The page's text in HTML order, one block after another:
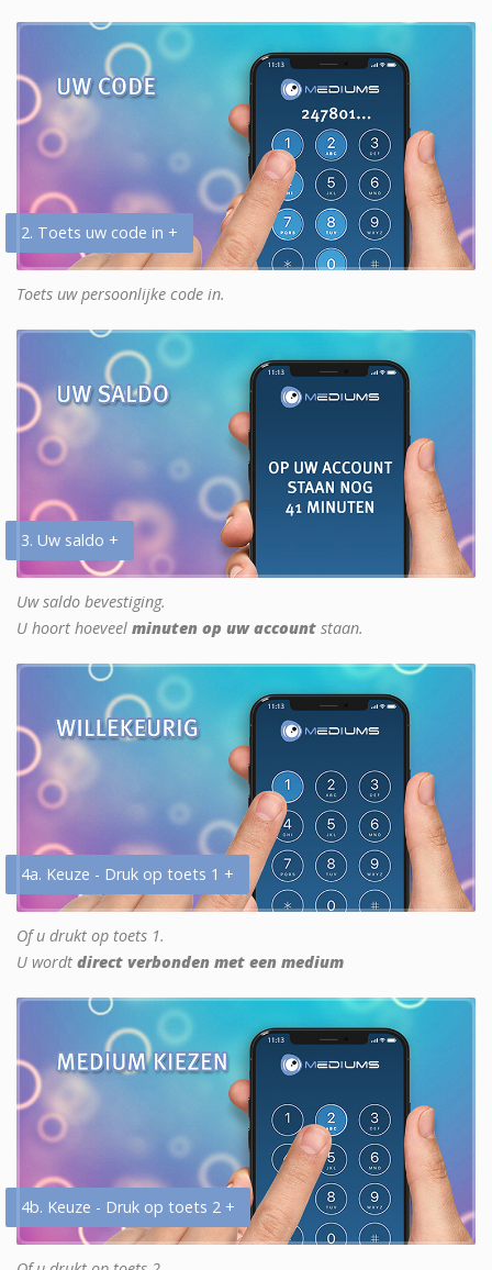
2. Toets uw code in +
Toets uw persoonlijke code in.
3. Uw saldo +
Uw saldo bevestiging.
U hoort hoeveel minuten op uw account staan.
4a. Keuze - Druk op toets 1 +
Of u drukt op toets 1.
U wordt direct verbonden met een medium
4b. Keuze - Druk op toets 2 +